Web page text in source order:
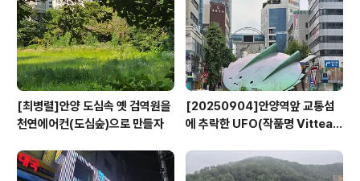
[최병렬]안양 도심속 옛 검역원을
천연에어컨(도심숲)으로 만들자
[20250904]안양역앞 교통섬
에 추락한 UFO(작품명 Vitteau